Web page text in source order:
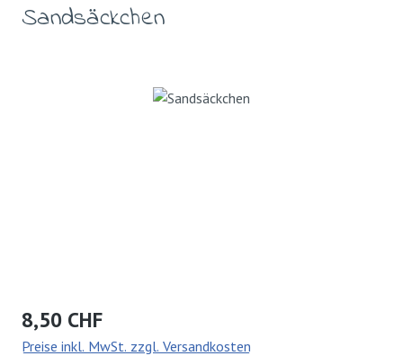
Sandsäckchen
Bildergalerie überspringen
Regulärer Preis:
8,50 CHF
Preise inkl. MwSt. zzgl. Versandkosten